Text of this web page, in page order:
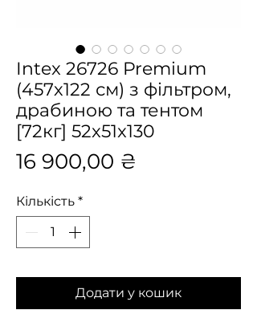
Intex 26726 Premium
(457х122 см) з фільтром,
драбиною та тентом
[72кг] 52x51x130
16 900,00 ₴
Кількість *
Додати у кошик